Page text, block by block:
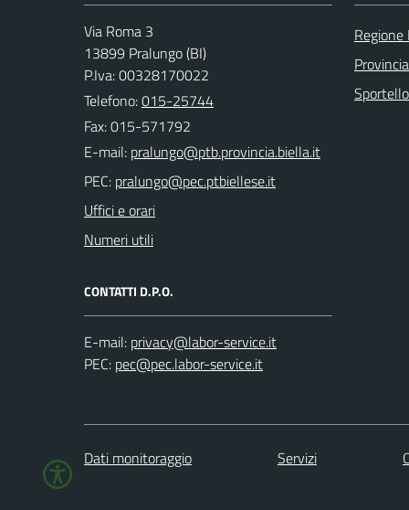
Via Roma 3
13899 Pralungo (BI)
P.Iva: 00328170022
Telefono:015-25744
Fax: 015-571792
E-mail:
PEC:
Uffici e orari
Numeri utili
CONTATTI D.P.O.
E-mail:
PEC:
Dati monitoraggio Servizi